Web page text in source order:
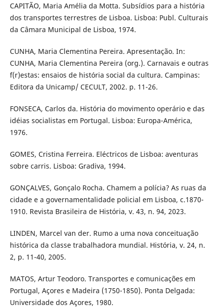
CAPITÃO, Maria Amélia da Motta. Subsídios para a história
dos transportes terrestres de Lisboa. Lisboa: Publ. Culturais
da Câmara Municipal de Lisboa, 1974.
CUNHA, Maria Clementina Pereira. Apresentação. In:
CUNHA, Maria Clementina Pereira (org.). Carnavais e outras
f(r)estas: ensaios de história social da cultura. Campinas:
Editora da Unicamp/ CECULT, 2002. p. 11-26.
FONSECA, Carlos da. História do movimento operário e das
idéias socialistas em Portugal. Lisboa: Europa-América,
1976.
GOMES, Cristina Ferreira. Eléctricos de Lisboa: aventuras
sobre carris. Lisboa: Gradiva, 1994.
GONÇALVES, Gonçalo Rocha. Chamem a polícia? As ruas da
cidade e a governamentalidade policial em Lisboa, c.1870-
1910. Revista Brasileira de História, v. 43, n. 94, 2023.
LINDEN, Marcel van der. Rumo a uma nova conceituação
histórica da classe trabalhadora mundial. História, v. 24, n.
2, p. 11-40, 2005.
MATOS, Artur Teodoro. Transportes e comunicações em
Portugal, Açores e Madeira (1750-1850). Ponta Delgada:
Universidade dos Açores, 1980.